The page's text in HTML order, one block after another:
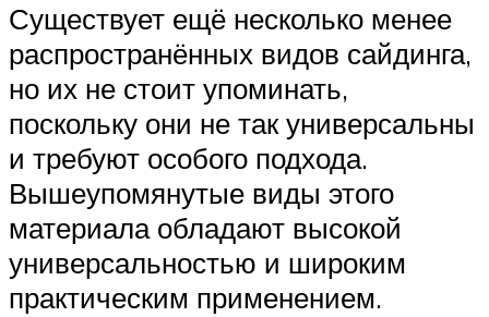
Существует ещё несколько менее
распространённых видов сайдинга,
но их не стоит упоминать,
поскольку они не так универсальны
и требуют особого подхода.
Вышеупомянутые виды этого
материала обладают высокой
универсальностью и широким
практическим применением.